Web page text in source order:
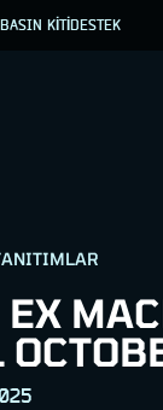
BASIN KİTİDESTEK